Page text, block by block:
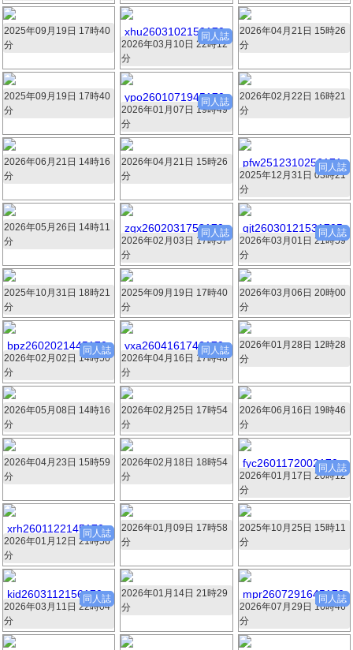
726743.zip
355枚 38MB
2025年09月19日 17時40
分
xhu2603102150170
4.zip
351枚 82.5MB
同人誌
2026年03月10日 22時12
分
15889.zip
350枚 24.8MB
2026年04月21日 15時26
分
565690.zip
350枚 33.9MB
2025年09月19日 17時40
分
ypo2601071945170
4.zip
349枚 194.4MB
同人誌
2026年01月07日 19時49
分
45922.zip
349枚 40.1MB
2026年02月22日 16時21
分
796462.zip
349枚 51.6MB
2026年06月21日 14時16
分
59047.zip
347枚 32.8MB
2026年04月21日 15時26
分
pfw2512310256171
3.zip
345枚 196.7MB
同人誌
2025年12月31日 03時21
分
90030.zip
344枚 50.6MB
2026年05月26日 14時11
分
zqx2602031752170
3.zip
343枚 194.1MB
同人誌
2026年02月03日 17時57
分
gjt26030121531705.
zip
343枚 194.1MB
同人誌
2026年03月01日 21時59
分
45317.zip
343枚 25.3MB
2025年10月31日 18時21
分
636705.zip
343枚 34.6MB
2025年09月19日 17時40
分
57934.zip
341枚 38.5MB
2026年03月06日 20時00
分
bpz2602021445170
3.zip
340枚 197.8MB
同人誌
2026年02月02日 14時50
分
vxa2604161746170
1.zip
339枚 173.4MB
同人誌
2026年04月16日 17時48
分
jw0128001.zip
339枚 144.7MB
2026年01月28日 12時28
分
99705.zip
338枚 49.7MB
2026年05月08日 14時16
分
80670.zip
336枚 118.6MB
2026年02月25日 17時54
分
250690.zip
336枚 71.6MB
2026年06月16日 19時46
分
61021.zip
336枚 60.5MB
2026年04月23日 15時59
分
75339.zip
335枚 44.3MB
2026年02月18日 18時54
分
fyc2601172002170
2.zip
335枚 108.3MB
同人誌
2026年01月17日 20時12
分
xrh2601122145170
8.zip
335枚 108.3MB
同人誌
2026年01月12日 21時56
分
49073.zip
335枚 44.3MB
2026年01月09日 17時58
分
87773.zip
335枚 21.9MB
2025年10月25日 15時11
分
kid2603112156170
6.zip
330枚 194.9MB
同人誌
2026年03月11日 22時04
分
jw0114015.zip
329枚 102MB
2026年01月14日 21時29
分
mpr2607291645170
2.zip
329枚 122.6MB
同人誌
2026年07月29日 16時46
分